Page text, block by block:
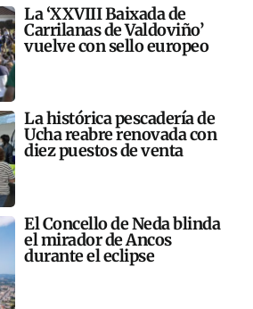
La ‘XXVIII Baixada de
Carrilanas de Valdoviño’
vuelve con sello europeo
La histórica pescadería de
Ucha reabre renovada con
diez puestos de venta
El Concello de Neda blinda
el mirador de Ancos
durante el eclipse